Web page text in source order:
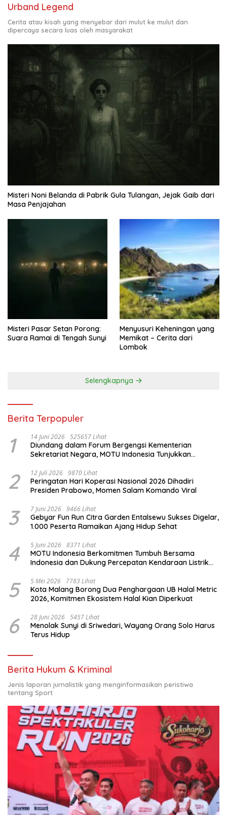
Urband Legend
Cerita atau kisah yang menyebar dari mulut ke mulut dan
dipercaya secara luas oleh masyarakat
Misteri Noni Belanda di Pabrik Gula Tulangan, Jejak Gaib dari
Masa Penjajahan
Misteri Pasar Setan Porong:
Suara Ramai di Tengah Sunyi
Menyusuri Keheningan yang
Memikat – Cerita dari
Lombok
Selengkapnya
Berita Terpopuler
1 14 Juni 2026 525657 Lihat
Diundang dalam Forum Bergengsi Kementerian
Sekretariat Negara, MOTU Indonesia Tunjukkan
2 12 Juli 2026 9870 Lihat
Peringatan Hari Koperasi Nasional 2026 Dihadiri
Presiden Prabowo, Momen Salam Komando Viral
3 7 Juni 2026 9466 Lihat
Gebyar Fun Run Citra Garden Entalsewu Sukses Digelar,
1.000 Peserta Ramaikan Ajang Hidup Sehat
4 5 Juni 2026 8371 Lihat
MOTU Indonesia Berkomitmen Tumbuh Bersama
Indonesia dan Dukung Percepatan Kendaraan Listrik
5 5 Mei 2026 7783 Lihat
Kota Malang Borong Dua Penghargaan UB Halal Metric
2026, Komitmen Ekosistem Halal Kian Diperkuat
6 28 Juni 2026 5457 Lihat
Menolak Sunyi di Sriwedari, Wayang Orang Solo Harus
Terus Hidup
Berita Hukum & Kriminal
Jenis laporan jurnalistik yang menginformasikan peristiwa
tentang Sport